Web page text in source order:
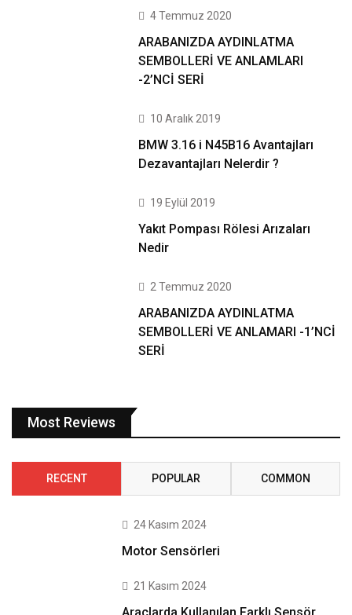
4 Temmuz 2020
ARABANIZDA AYDINLATMA
SEMBOLLERİ VE ANLAMLARI
-2’NCİ SERİ
10 Aralık 2019
BMW 3.16 i N45B16 Avantajları
Dezavantajları Nelerdir ?
19 Eylül 2019
Yakıt Pompası Rölesi Arızaları
Nedir
2 Temmuz 2020
ARABANIZDA AYDINLATMA
SEMBOLLERİ VE ANLAMARI -1’NCİ
SERİ
Most Reviews
RECENT POPULAR COMMON
24 Kasım 2024
Motor Sensörleri
21 Kasım 2024